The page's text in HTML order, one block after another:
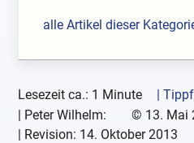
alle Artikel dieser
Lesezeit ca.: 1 Minute
|
| Peter Wilhelm: © 13. Mai
| Revision: 14. Oktober 2013